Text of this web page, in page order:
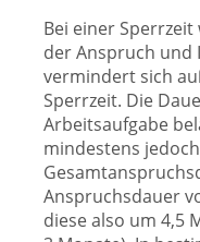
Bei einer
der Anspruch und
vermindert sich
Sperrzeit. Die
Arbeitsaufgabe
mindestens
Anspruchsdauer
diese also um 4,5